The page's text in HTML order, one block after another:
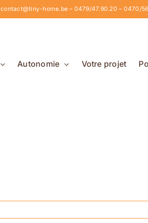
contact@tiny-home.be – 0479/47.90.20 – 0470/
Autonomie Votre projet